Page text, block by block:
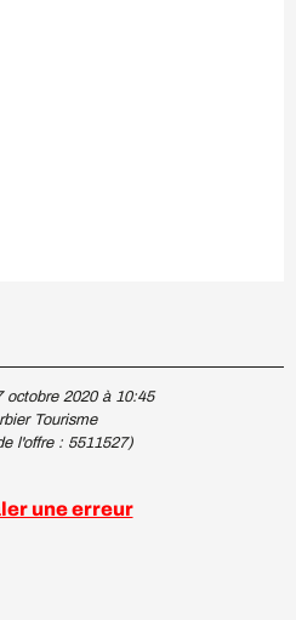
octobre 2020 à 10:45
Tourisme
l'offre : 5511527)
une erreur